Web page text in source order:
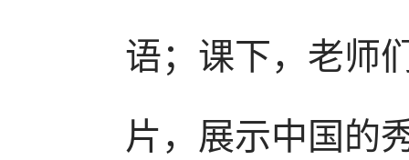
语；课下，老师
片，展示中国的